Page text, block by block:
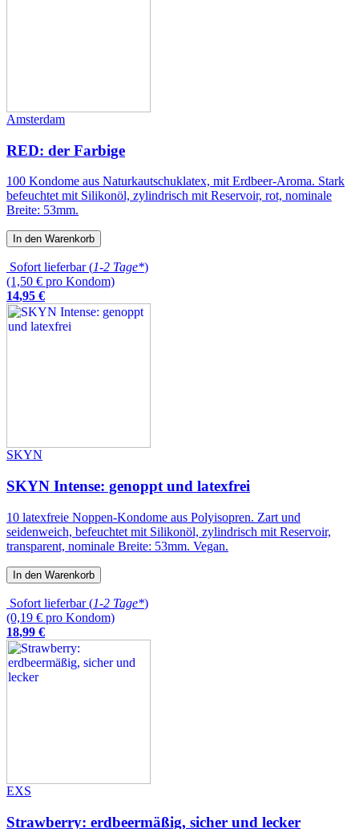
Amsterdam
RED: der Farbige
100 Kondome aus Naturkautschuklatex, mit Erdbeer-Aroma. Stark
befeuchtet mit Silikonöl, zylindrisch mit Reservoir, rot, nominale
Breite: 53mm.
In den Warenkorb
Sofort lieferbar (1-2 Tage*)
(1,50 € pro Kondom)
14,95 €
SKYN
SKYN Intense: genoppt und latexfrei
10 latexfreie Noppen-Kondome aus Polyisopren. Zart und
seidenweich, befeuchtet mit Silikonöl, zylindrisch mit Reservoir,
transparent, nominale Breite: 53mm. Vegan.
In den Warenkorb
Sofort lieferbar (1-2 Tage*)
(0,19 € pro Kondom)
18,99 €
EXS
Strawberry: erdbeermäßig, sicher und lecker